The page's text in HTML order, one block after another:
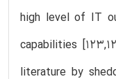
high level of IT
capabilities
literature by